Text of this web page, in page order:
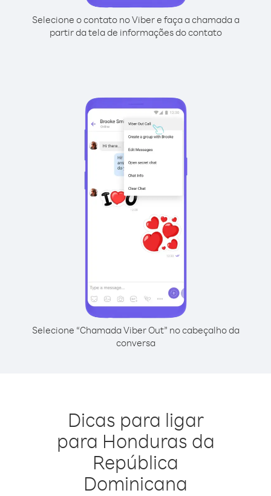
Selecione o contato no Viber e faça a chamada a
partir da tela de informações do contato
Selecione “Chamada Viber Out” no cabeçalho da
conversa
Dicas para ligar
para Honduras da
República
Dominicana